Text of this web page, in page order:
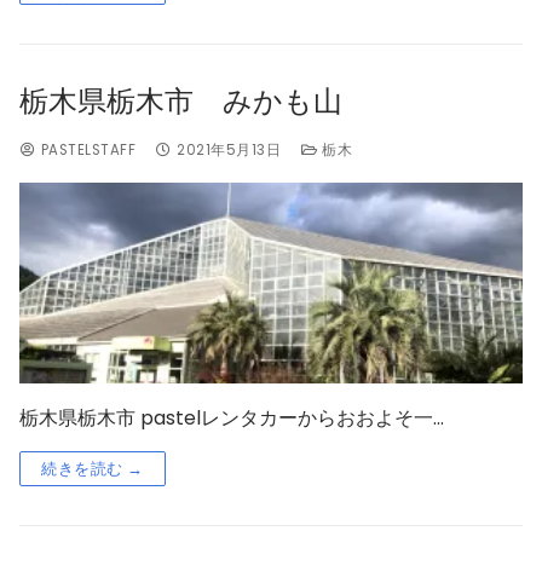
栃木県栃木市 みかも山
PASTELSTAFF 2021年5月13日 栃木
栃木県栃木市 pastelレンタカーからおおよそ一…
続きを読む →